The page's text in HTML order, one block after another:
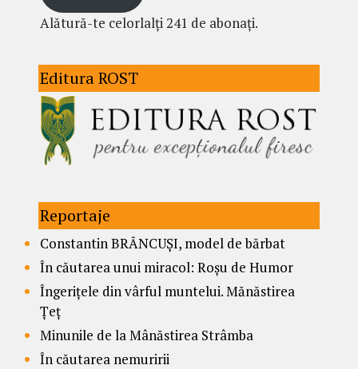
Alătură-te celorlalți 241 de abonați.
Editura ROST
Reportaje
Constantin BRÂNCUȘI, model de bărbat
În căutarea unui miracol: Roșu de Humor
Îngerițele din vârful muntelui. Mănăstirea
Țeț
Minunile de la Mânăstirea Strâmba
În căutarea nemuririi